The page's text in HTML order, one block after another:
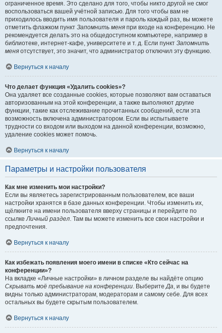
ограниченное время. Это сделано для того, чтобы никто другой не смог
воспользоваться вашей учётной записью. Для того чтобы вам не
приходилось вводить имя пользователя и пароль каждый раз, вы можете
отметить флажком пункт Запомнить меня при входе на конференцию. Не
рекомендуется делать это на общедоступном компьютере, например в
библиотеке, интернет-кафе, университете и т. д. Если пункт Запомнить
меня отсутствует, это значит, что администратор отключил эту функцию.
Вернуться к началу
Что делает функция «Удалить cookies»?
Она удаляет все созданные cookies, которые позволяют вам оставаться
авторизованным на этой конференции, а также выполняют другие
функции, такие как отслеживание прочитанных сообщений, если эта
возможность включена администратором. Если вы испытываете
трудности со входом или выходом на данной конференции, возможно,
удаление cookies может помочь.
Вернуться к началу
Параметры и настройки пользователя
Как мне изменить мои настройки?
Если вы являетесь зарегистрированным пользователем, все ваши
настройки хранятся в базе данных конференции. Чтобы изменить их,
щёлкните на имени пользователя вверху страницы и перейдите по
ссылкеЛичный раздел. Там вы можете изменить все свои настройки и
предпочтения.
Вернуться к началу
Как избежать появления моего имени в списке «Кто сейчас на
конференции»?
На вкладке «Личные настройки» в личном разделе вы найдёте опцию
Скрывать моё пребывание на конференции. ВыберитеДа, и вы будете
видны только администраторам, модераторам и самому себе. Для всех
остальных вы будете скрытым пользователем.
Вернуться к началу